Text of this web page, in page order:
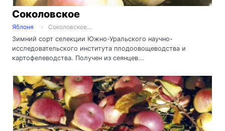
Соколовское
Яблоня
Соколовское...
Зимний сорт селекции Южно-Уральского научно-
исследовательского института плодоовощеводства и
картофелеводства. Получен из сеянцев...